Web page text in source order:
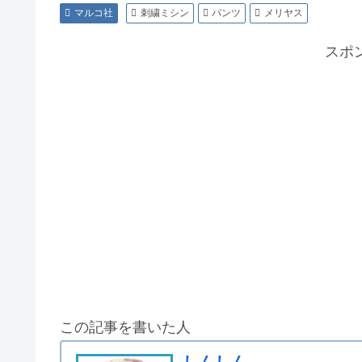
マルコ社 刺繍ミシン パンツ メリヤス
スポ
この記事を書いた人